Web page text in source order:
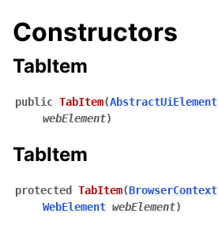
Constructors
TabItem
public TabItem(AbstractUiElement
webElement)
TabItem
protected TabItem(BrowserContext
WebElement webElement)